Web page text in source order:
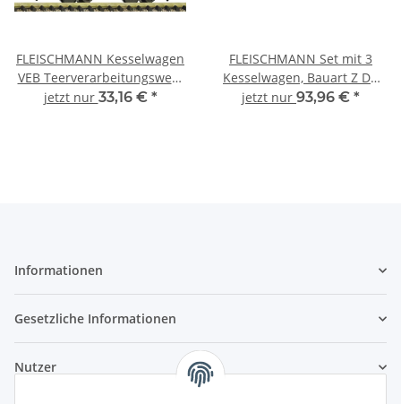
FLEISCHMANN Kesselwagen
VEB Teerverarbeitungswerk
Rositz DR Ep.IV 842615 Spur
jetzt nur 33,16 € *
FLEISCHMANN Set mit 3
Kesselwagen, Bauart Z DR
Ep.IV 841601 Spur N
jetzt nur 93,96 € *
Informationen
Gesetzliche Informationen
Nutzer